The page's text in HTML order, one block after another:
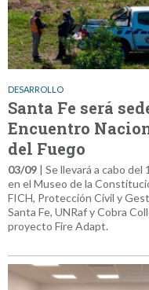
DESARROLLO
Santa Fe será
Encuentro
del Fuego
03/09 | Se llevará a cabo
en el Museo de la
FICH, Protección Civil y
Santa Fe, UNRaf y Cobra
proyecto Fire Adapt.